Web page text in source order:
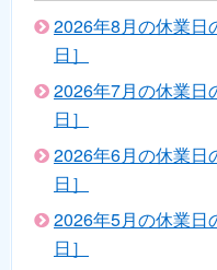
2026年8月の休業日
日］
2026年7月の休業日
日］
2026年6月の休業日
日］
2026年5月の休業日
日］